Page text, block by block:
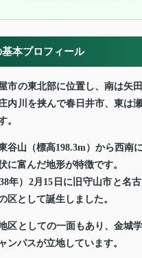
本プロフィール
市の東北部に位置し、南は矢
内川を挟んで春日井市、東は
。
谷山（標高198.3m）から西南
に富んだ地形が特徴です。
年）2月15日に旧守山市と名
区として誕生しました。
区としての一面もあり、金城
ンパスが立地しています。